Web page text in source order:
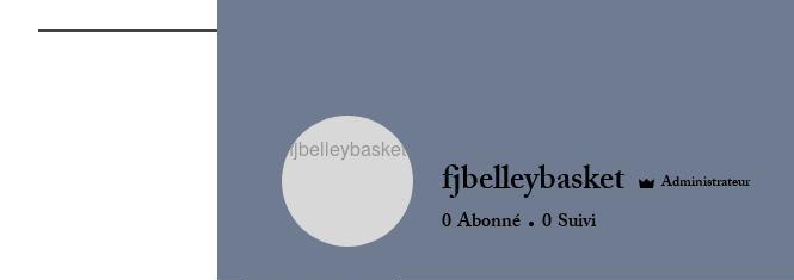
fjbelleybasket Administrateur
0Abonné 0 Suivi